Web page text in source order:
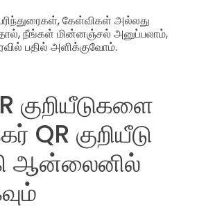
கேள்விகள் அல்லது
நீங்கள் மின்னஞ்சல் அனுப்பலாம்,
பதில் அளிக்குவோம்.
குறியீடுகளை
QR குறியீடு
ஆன்லைனில்